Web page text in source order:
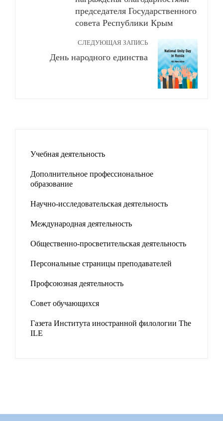
председателя Государственного
совета Республики Крым
СЛЕДУЮЩАЯ ЗАПИСЬ
День народного единства
Учебная деятельность
Дополнительное профессиональное
образование
Научно-исследовательская деятельность
Международная деятельность
Общественно-просветительская деятельность
Персональные страницы преподавателей
Профсоюзная деятельность
Совет обучающихся
Газета Института иностранной филологии The
ILE